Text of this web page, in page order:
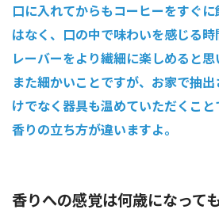
口に入れてからもコーヒーをすぐ
はなく、口の中で味わいを感じる
レーバーをより繊細に楽しめると思
また細かいことですが、お家で抽
けでなく器具も温めていただくこ
香りの立ち方が違いますよ。
香りへの感覚は何歳になって